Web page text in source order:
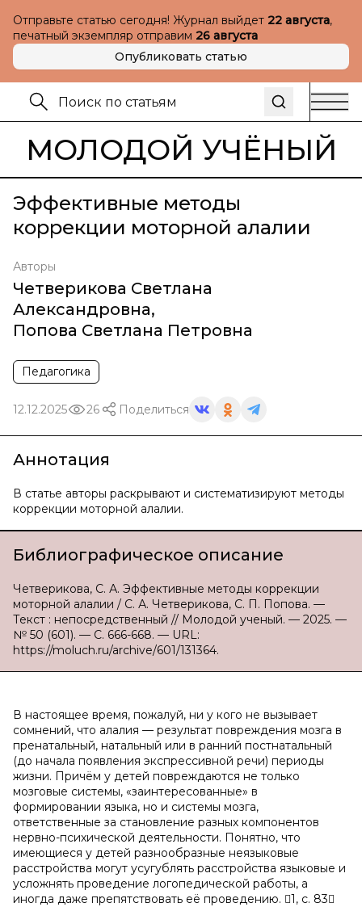
Отправьте статью сегодня! Журнал выйдет 22 августа,
печатный экземпляр отправим 26 августа
Опубликовать статью
МОЛОДОЙ УЧЁНЫЙ
Эффективные методы
коррекции моторной алалии
Авторы
Четверикова Светлана
Александровна,
Попова Светлана Петровна
Педагогика
12.12.2025 26 Поделиться
Аннотация
В статье авторы раскрывают и систематизируют методы
коррекции моторной алалии.
Библиографическое описание
Четверикова, С. А. Эффективные методы коррекции
моторной алалии / С. А. Четверикова, С. П. Попова. —
Текст : непосредственный // Молодой ученый. — 2025. —
№ 50 (601). — С. 666-668. — URL:
https://moluch.ru/archive/601/131364.
В настоящее время, пожалуй, ни у кого не вызывает
сомнений, что алалия — результат повреждения мозга в
пренатальный, натальный или в ранний постнатальный
(до начала появления экспрессивной речи) периоды
жизни. Причём у детей повреждаются не только
мозговые системы, «заинтересованные» в
формировании языка, но и системы мозга,
ответственные за становление разных компонентов
нервно-психической деятельности. Понятно, что
имеющиеся у детей разнообразные неязыковые
расстройства могут усугублять расстройства языковые и
усложнять проведение логопедической работы, а
иногда даже препятствовать её проведению. 1, с. 83